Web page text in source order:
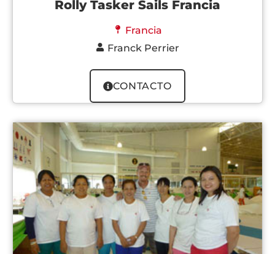
Rolly Tasker Sails Francia
Francia
Franck Perrier
CONTACTO